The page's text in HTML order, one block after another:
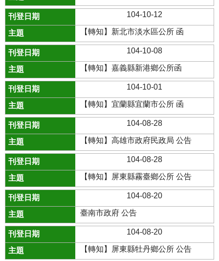
104-10-12
【轉知】新北市淡水區公所 函
104-10-08
【轉知】嘉義縣新港鄉公所函
104-10-01
【轉知】宜蘭縣宜蘭市公所 函
104-08-28
【轉知】高雄市政府民政局 公告
104-08-28
【轉知】屏東縣霧臺鄉公所 公告
104-08-20
臺南市政府 公告
104-08-20
【轉知】屏東縣牡丹鄉公所 公告